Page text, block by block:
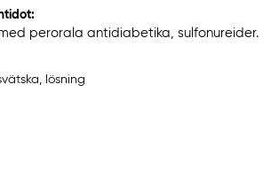
perorala antidiabetika, sulfonureider.
lösning